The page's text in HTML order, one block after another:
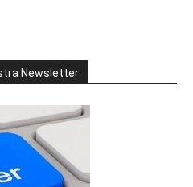
Newsletter